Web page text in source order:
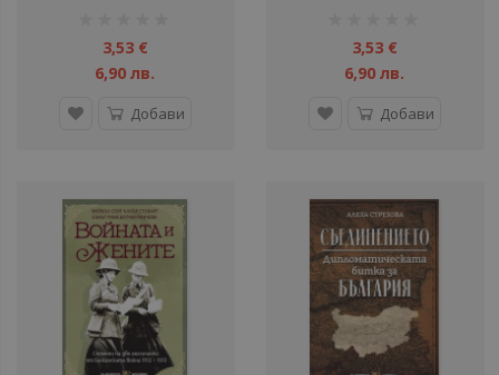
3,53 €
6,90 лв.
Добави
3,53 €
6,90 лв.
Добави